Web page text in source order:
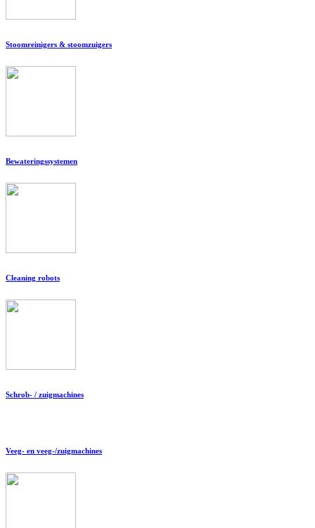
Stoomreinigers & stoomzuigers
Bewateringssystemen
Cleaning robots
Schrob- / zuigmachines
Veeg- en veeg-/zuigmachines